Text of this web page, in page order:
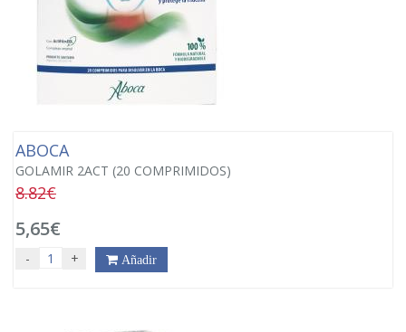
ABOCA
GOLAMIR 2ACT (20 COMPRIMIDOS)
8.82€
5,65€
- + Añadir